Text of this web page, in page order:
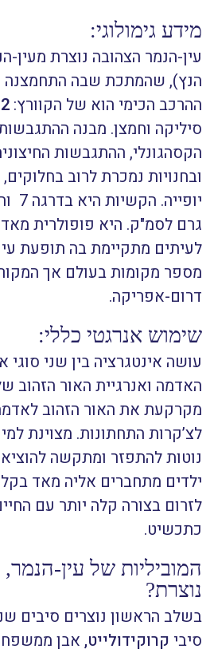
מידע גימולוגי:
עין-הנמר הצהובה נוצרת מעין-
הנץ), שהמתכת שבה התחמצנה
ההרכב הכימי הוא של הקוורץ:
סיליקה וחמצן. מבנה
הקסהגונלי, ההתגבשות
ובחנויות נמכרת לרוב
גרם לסמ"ק. היא פופולרית
לעיתים מתקיימת בה תופעת
מספר מקומות בעולם אך
דרום-אפריקה.
שימוש אנרגטי כללי:
עושה אינטגרציה בין שני סוגי
האדמה ואנרגיית האור הזהוב
מקרקעת את האור הזהוב
לצ’קרות התחתונות. מצוינת
נוטות להתפזר ומתקשה
ילדים מתחברים אליה מאד
לזרום בצורה קלה יותר עם
כתכשיט.
המוביליות של עין-
נוצרת?
בשלב הראשון נוצרים סיבים
סיבי קרוקידולייט, אבן